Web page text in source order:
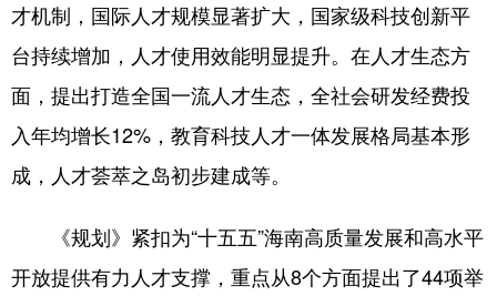
才机制，国际人才规模显著扩大，国家级科技创新平
台持续增加，人才使用效能明显提升。在人才生态方
面，提出打造全国一流人才生态，全社会研发经费投
入年均增长12%，教育科技人才一体发展格局基本形
成，人才荟萃之岛初步建成等。
《规划》紧扣为“十五五”海南高质量发展和高水平
开放提供有力人才支撑，重点从8个方面提出了44项举